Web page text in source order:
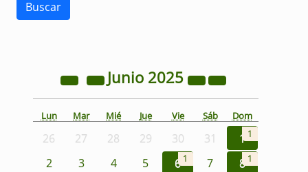
Junio 2025
Lun Mar Mié Jue Vie Sáb Dom
26 27 28 29 30 31 1 1
2 3 4 5 6 1 7 8 1